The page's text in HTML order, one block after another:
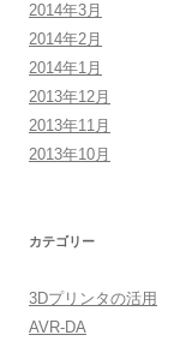
2014年3月
2014年2月
2014年1月
2013年12月
2013年11月
2013年10月
カテゴリー
3Dプリンタの活用
AVR-DA